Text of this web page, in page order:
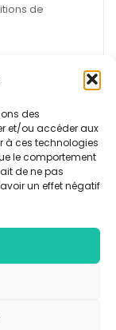
des
et/ou accéder aux
à ces technologies
le comportement
de ne pas
un effet négatif
de
…
5